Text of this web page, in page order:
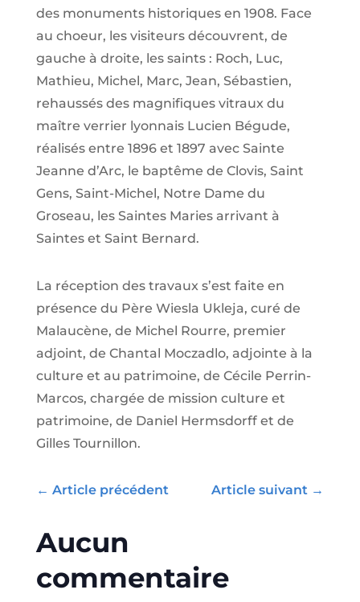
des monuments historiques en 1908. Face
au choeur, les visiteurs découvrent, de
gauche à droite, les saints : Roch, Luc,
Mathieu, Michel, Marc, Jean, Sébastien,
rehaussés des magnifiques vitraux du
maître verrier lyonnais Lucien Bégude,
réalisés entre 1896 et 1897 avec Sainte
Jeanne d’Arc, le baptême de Clovis, Saint
Gens, Saint-Michel, Notre Dame du
Groseau, les Saintes Maries arrivant à
Saintes et Saint Bernard.
La réception des travaux s’est faite en
présence du Père Wiesla Ukleja, curé de
Malaucène, de Michel Rourre, premier
adjoint, de Chantal Moczadlo, adjointe à la
culture et au patrimoine, de Cécile Perrin-
Marcos, chargée de mission culture et
patrimoine, de Daniel Hermsdorff et de
Gilles Tournillon.
← Article précédent Article suivant →
Aucun
commentaire